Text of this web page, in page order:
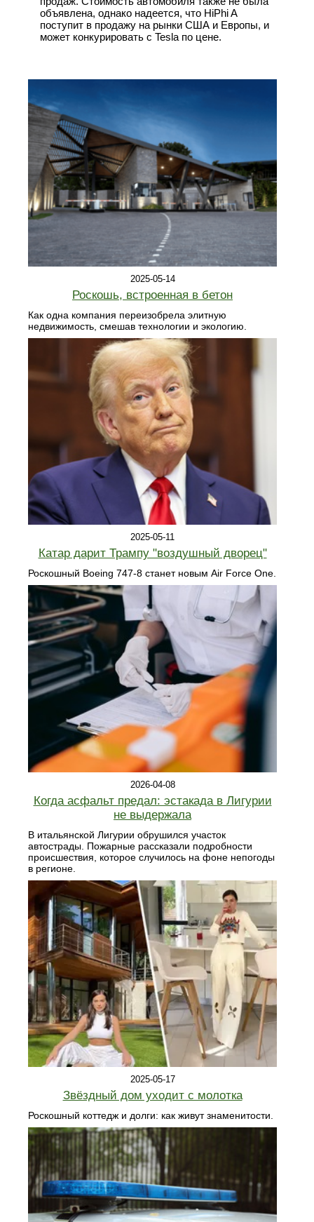
объявлена, однако надеется, что HiPhi A
поступит в продажу на рынки США и Европы, и
может конкурировать с Tesla по цене.
2025-05-14
Роскошь, встроенная в бетон
Как одна компания переизобрела элитную
недвижимость, смешав технологии и экологию.
2025-05-11
Катар дарит Трампу "воздушный дворец"
Роскошный Boeing 747-8 станет новым Air Force One.
2026-04-08
Когда асфальт предал: эстакада в Лигурии
не выдержала
В итальянской Лигурии обрушился участок
автострады. Пожарные рассказали подробности
происшествия, которое случилось на фоне непогоды
в регионе.
2025-05-17
Звёздный дом уходит с молотка
Роскошный коттедж и долги: как живут знаменитости.